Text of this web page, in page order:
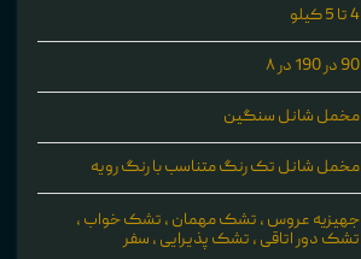
4 تا 5 کیلو
90 در 190 در ۸
مخمل شانل سنگین
مخمل شانل تک رنگ متناسب با رنگ رویه
جهیزیه عروس ، تشک مهمان ، تشک خواب ،
تشک دور اتاقی ، تشک پذیرایی ، سفر